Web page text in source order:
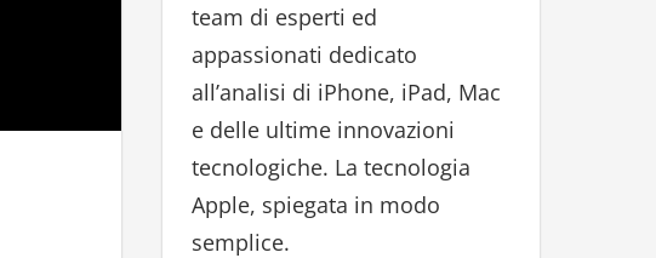
:
team di esperti ed
appassionati dedicato
all’analisi di iPhone, iPad, Mac
e delle ultime innovazioni
tecnologiche. La tecnologia
Apple, spiegata in modo
semplice.